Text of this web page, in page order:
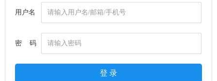
用户名
密 码
登 录